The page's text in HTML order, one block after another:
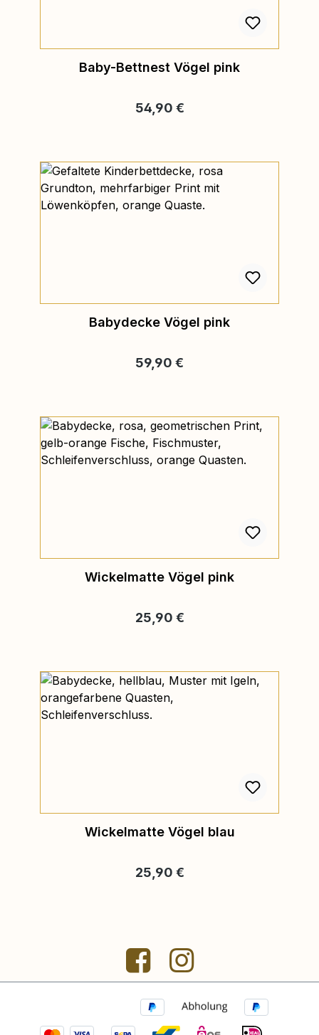
Baby-Bettnest Vögel pink
Regulärer Preis:
54,90 €
Babydecke Vögel pink
Regulärer Preis:
59,90 €
Wickelmatte Vögel pink
Regulärer Preis:
25,90 €
Wickelmatte Vögel blau
Regulärer Preis:
25,90 €